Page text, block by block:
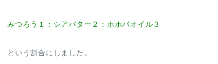
みつろう１：シアバター２：ホホバオイル３
という割合にしました。